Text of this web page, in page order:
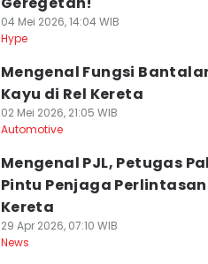
04 Mei 2026, 14:04 WIB
Hype
Mengenal Fungsi
Kayu di Rel Kereta
02 Mei 2026, 21:05 WIB
Automotive
Mengenal PJL, Petugas
Pintu Penjaga Perlintasan
Kereta
29 Apr 2026, 07:10 WIB
News